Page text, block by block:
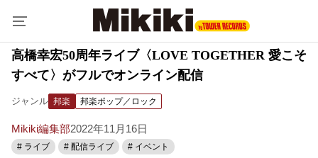
高橋幸宏50周年ライブ〈LOVE TOGETHER 愛こそ
すべて〉がフルでオンライン配信
ジャンル 邦楽 邦楽ポップ／ロック
Mikiki編集部2022年11月16日
# ライブ # 配信ライブ # イベント